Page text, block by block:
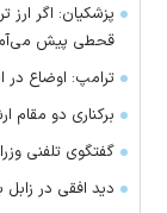
پزشکیان: اگر
قحطی پیش
ترامپ: اوضاع
برکناری دو مقام
گفتگوی تلفنی
دید افقی در زابل به ۲۵۰۰ متر کاهش